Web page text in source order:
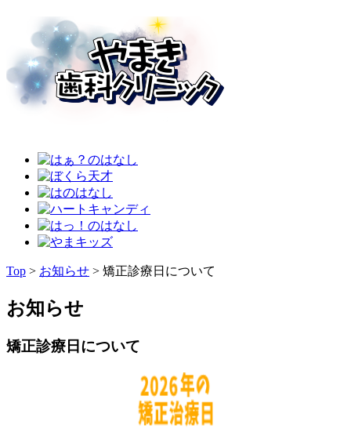
Top > お知らせ > 矯正診療日について
お知らせ
矯正診療日について